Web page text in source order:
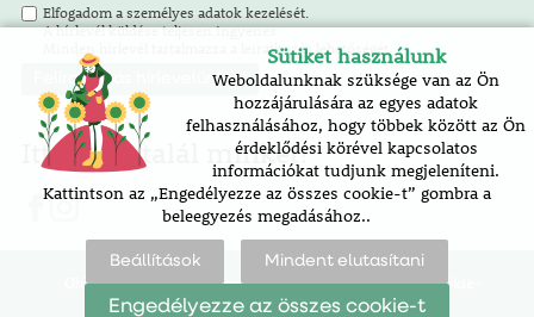
Elfogadom a személyes adatok kezelését.
A hírlevél küldése teljesen ingyenes.
Minden hírlevél tartalmazza a leiratkozás lehetőségét.
Itt is megtalál minket!
Oldaltérkép | akadálymentesítési nyilatkozat |
cookie-
beállítások
Sütiket használunk
Weboldalunknak szüksége van az Ön
hozzájárulására az egyes adatok
felhasználásához, hogy többek között az Ön
érdeklődési körével kapcsolatos
információkat tudjunk megjeleníteni.
Kattintson az „Engedélyezze az összes cookie-t” gombra a
beleegyezés megadásához..
Beállítások Mindent elutasítani
Engedélyezze az összes cookie-t